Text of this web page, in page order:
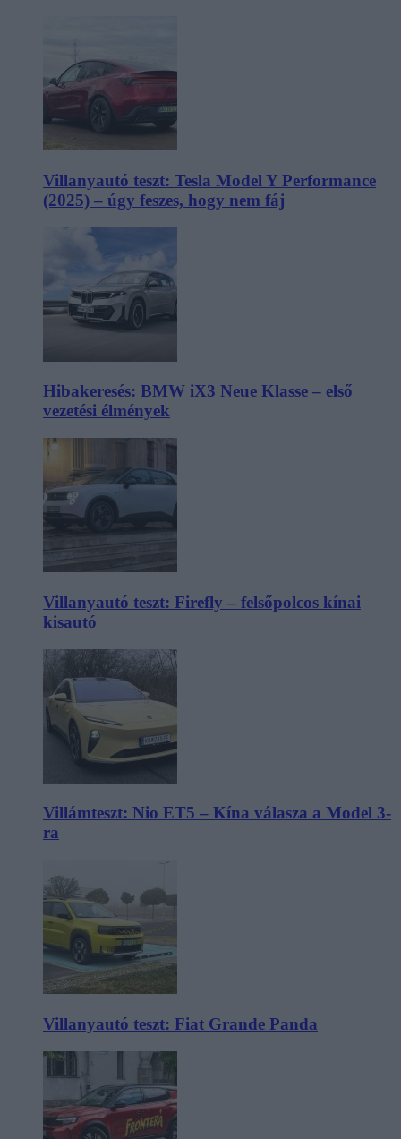
Villanyautó teszt: Tesla Model Y Performance
(2025) – úgy feszes, hogy nem fáj
Hibakeresés: BMW iX3 Neue Klasse – első
vezetési élmények
Villanyautó teszt: Firefly – felsőpolcos kínai
kisautó
Villámteszt: Nio ET5 – Kína válasza a Model 3-
ra
Villanyautó teszt: Fiat Grande Panda